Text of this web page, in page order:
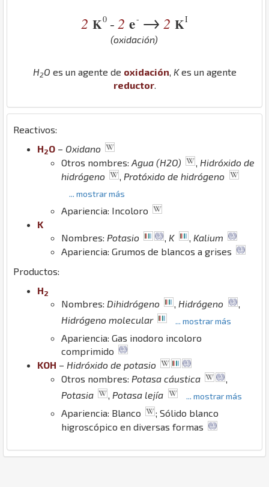
2 K0 - 2 e- → 2 KI
(oxidación)
H2O es un agente de oxidación Kes un agente
reductor.
Reactivos:
H2O – Oxidano
Otros nombres: Agua (H2O)
Hidróxido de
hidrógeno
Protóxido de hidrógeno
... mostrar más
Apariencia: Incoloro
K
Nombres: Potasio , K , Kalium
Apariencia: Grumos de blancos a grises
Productos:
H2
Nombres: Dihidrógeno , Hidrógeno
,
Hidrógeno molecular
... mostrar más
Apariencia: Gas inodoro incoloro
comprimido
KOH – Hidróxido de potasio
Otros nombres: Potasa cáustica
,
Potasia
, Potasa lejía ... mostrar más
Apariencia: Blanco
; Sólido blanco
higroscópico en diversas formas